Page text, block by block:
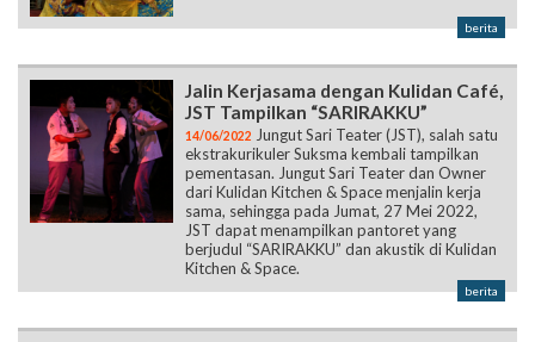
berita
Jalin Kerjasama dengan Kulidan Café,
JST Tampilkan “SARIRAKKU”
14/06/2022 Jungut Sari Teater (JST), salah satu
ekstrakurikuler Suksma kembali tampilkan
pementasan. Jungut Sari Teater dan Owner
dari Kulidan Kitchen & Space menjalin kerja
sama, sehingga pada Jumat, 27 Mei 2022,
JST dapat menampilkan pantoret yang
berjudul “SARIRAKKU” dan akustik di Kulidan
Kitchen & Space.
berita